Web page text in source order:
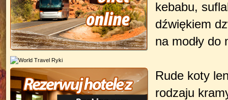
kebabu,
dźwiękiem
na modły do
Rude koty
rodzaju